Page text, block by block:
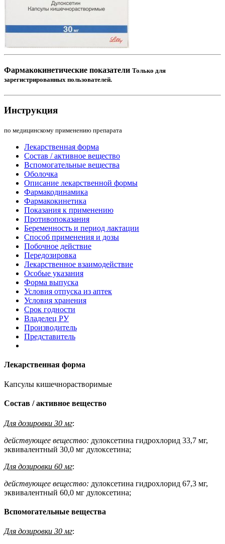
Фармакокинетические показатели Только для
зарегистрированных пользователей.
Инструкция
по медицинскому применению препарата
Лекарственная форма
Состав / активное вещество
Вспомогательные вещества
Оболочка
Описание лекарственной формы
Фармакодинамика
Фармакокинетика
Показания к применению
Противопоказания
Беременность и период лактации
Способ применения и дозы
Побочное действие
Передозировка
Лекарственное взаимодействие
Особые указания
Форма выпуска
Условия отпуска из аптек
Условия хранения
Срок годности
Владелец РУ
Производитель
Представитель
Лекарственная форма
Капсулы кишечнорастворимые
Состав / активное вещество
Для дозировки 30 мг:
действующее вещество: дулоксетина гидрохлорид 33,7 мг,
эквивалентный 30,0 мг дулоксетина;
Для дозировки 60 мг:
действующее вещество: дулоксетина гидрохлорид 67,3 мг,
эквивалентный 60,0 мг дулоксетина;
Вспомогательные вещества
Для дозировки 30 мг: